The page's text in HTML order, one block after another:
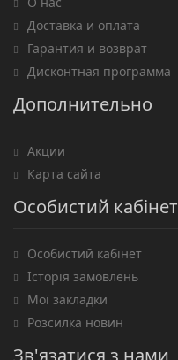
Доставка и оплата
Гарантия и возврат
Дисконтная программа
Дополнительно
Акции
Карта сайта
Особистий кабінет
Особистий кабінет
Історія замовлень
Мої закладки
Розсилка новин
Зв'язатися з нами